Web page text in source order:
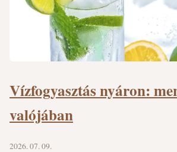
Vízfogyasztás nyáron:
valójában
2026. 07. 09.